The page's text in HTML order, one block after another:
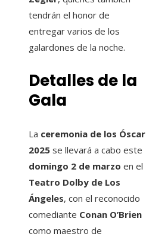
tendrán el honor de
entregar varios de los
galardones de la noche.
Detalles de la
Gala
La ceremonia de los Óscar
2025 se llevará a cabo este
domingo 2 de marzo en el
Teatro Dolby de Los
Ángeles, con el reconocido
comediante Conan O’Brien
como maestro de